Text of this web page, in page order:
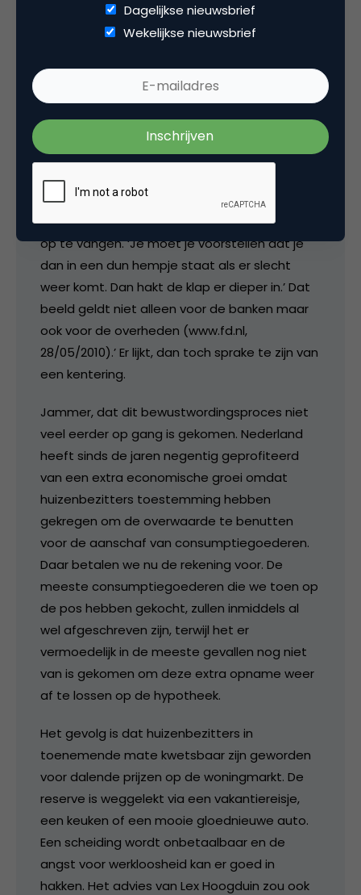
Arnoud Rademaker
waarschuwt om het eigen vermogen aan te
sterken. ‘Hoogduin maande ook de banken tot
spoed om de kapitaalbuffers te verhogen. De
ervaring leert dat een klap altijd harder
doorwerkt als er te weinig buffers zijn om die
op te vangen. ‘Je moet je voorstellen dat je
dan in een dun hempje staat als er slecht
weer komt. Dan hakt de klap er dieper in.’ Dat
beeld geldt niet alleen voor de banken maar
ook voor de overheden (www.fd.nl,
28/05/2010).’ Er lijkt, dan toch sprake te zijn van
een kentering.
Jammer, dat dit bewustwordingsproces niet
veel eerder op gang is gekomen. Nederland
heeft sinds de jaren negentig geprofiteerd
van een extra economische groei omdat
huizenbezitters toestemming hebben
gekregen om de overwaarde te benutten
voor de aanschaf van consumptiegoederen.
Daar betalen we nu de rekening voor. De
meeste consumptiegoederen die we toen op
de pos hebben gekocht, zullen inmiddels al
wel afgeschreven zijn, terwijl het er
vermoedelijk in de meeste gevallen nog niet
van is gekomen om deze extra opname weer
af te lossen op de hypotheek.
Het gevolg is dat huizenbezitters in
toenemende mate kwetsbaar zijn geworden
voor dalende prijzen op de woningmarkt. De
reserve is weggelekt via een vakantiereisje,
een keuken of een mooie gloednieuwe auto.
Een scheiding wordt onbetaalbaar en de
angst voor werkloosheid kan er goed in
hakken. Het advies van Lex Hoogduin zou ook
Dagelijkse nieuwsbrief
Wekelijkse nieuwsbrief